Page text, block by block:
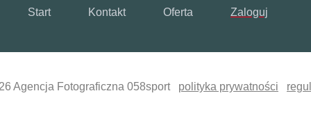
Start Kontakt Oferta Zaloguj
Agencja Fotograficzna 058sport polityka prywatności